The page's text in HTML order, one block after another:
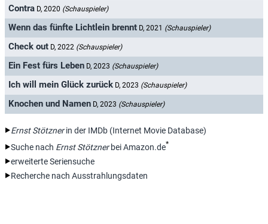
Contra D, 2020 (Schauspieler)
Wenn das fünfte Lichtlein brennt D, 2021 (Schauspieler)
Check out D, 2022 (Schauspieler)
Ein Fest fürs Leben D, 2023 (Schauspieler)
Ich will mein Glück zurück D, 2023 (Schauspieler)
Knochen und Namen D, 2023 (Schauspieler)
Ernst Stötznerin der IMDb (Internet Movie Database)
Suche nach Ernst Stötznerbei Amazon.de*
erweiterte Seriensuche
Recherche nach Ausstrahlungsdaten